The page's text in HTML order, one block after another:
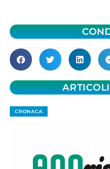
CRONACA